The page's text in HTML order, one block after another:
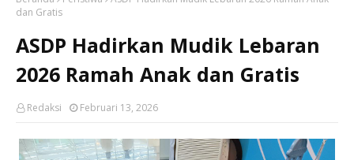
dan Gratis
ASDP Hadirkan Mudik Lebaran
2026 Ramah Anak dan Gratis
Redaksi Februari 13, 2026